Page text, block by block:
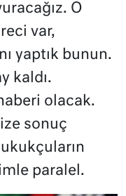
O
var,
yaptık bunun.
kaldı.
olacak.
sonuç
paralel.